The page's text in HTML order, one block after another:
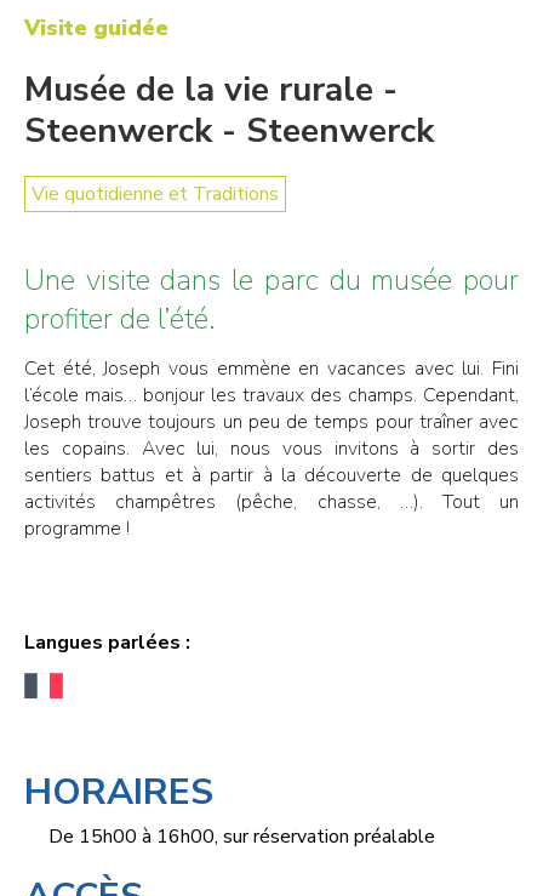
Visite guidée
Musée de la vie rurale -
Steenwerck - Steenwerck
Vie quotidienne et Traditions
Une visite dans le parc du musée pour
profiter de l’été.
Cet été, Joseph vous emmène en vacances avec lui. Fini
l’école mais… bonjour les travaux des champs. Cependant,
Joseph trouve toujours un peu de temps pour traîner avec
les copains. Avec lui, nous vous invitons à sortir des
sentiers battus et à partir à la découverte de quelques
activités champêtres (pêche, chasse, …). Tout un
programme !
Langues parlées :
HORAIRES
De 15h00 à 16h00, sur réservation préalable